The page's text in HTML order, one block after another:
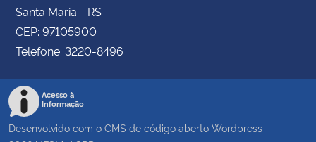
Santa Maria - RS
CEP: 97105900
Telefone: 3220-8496
Acesso à
Informação
Desenvolvido com o CMS de código aberto Wordpress